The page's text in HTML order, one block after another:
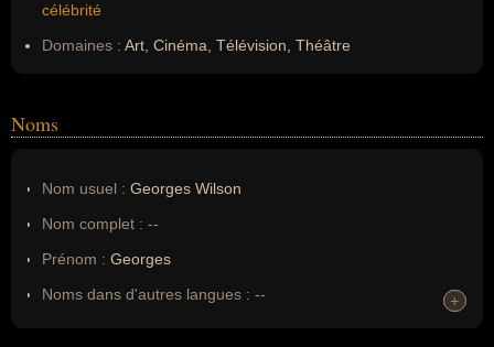
célébrité
Domaines : Art, Cinéma, Télévision, Théâtre
Noms
Nom usuel : Georges Wilson
Nom complet : --
Prénom : Georges
Noms dans d'autres langues : --
+
+